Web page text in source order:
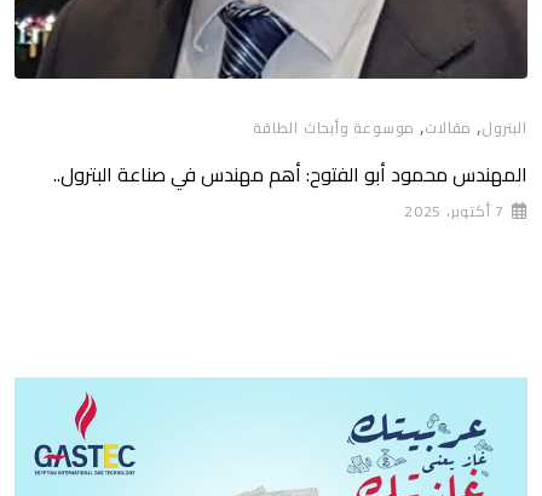
البترول, مقالات, موسوعة وأبحاث الطاقة
المهندس محمود أبو الفتوح: أهم مهندس في صناعة البترول..
7 أكتوبر، 2025